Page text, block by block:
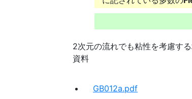
2次元の流れでも粘性を考慮す
資料
GB012a.pdf